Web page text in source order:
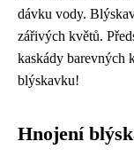
dávku vody.
zářivých květů.
kaskády barevných
blýskavku!
Hnojení